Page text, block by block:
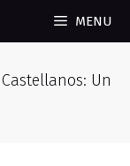
MENU
Un